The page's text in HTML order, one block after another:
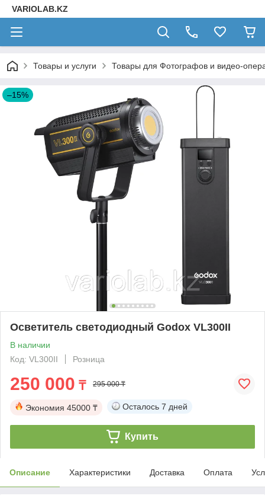
VARIOLAB.KZ
Товары и услуги Товары для Фотографов и видео-
–15%
Осветитель светодиодный Godox VL300II
В наличии
Код: VL300II
Розница
250 000 ₸ 295 000 ₸
Экономия 45000 ₸ Осталось 7 дней
Купить
Описание Характеристики Доставка Оплата